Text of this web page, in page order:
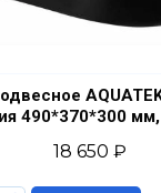
490*370*300
18 650 ₽